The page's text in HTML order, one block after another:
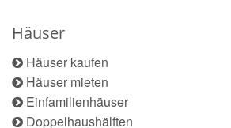
Häuser
Häuser kaufen
Häuser mieten
Einfamilienhäuser
Doppelhaushälften